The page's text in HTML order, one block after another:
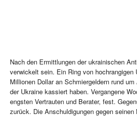
Nach den Ermittlungen der ukrainischen
verwickelt sein. Ein Ring von
Millionen Dollar an Schmiergeldern rund
der Ukraine kassiert haben. Vergangene
engsten Vertrauten und Berater, fest.
zurück. Die Anschuldigungen gegen